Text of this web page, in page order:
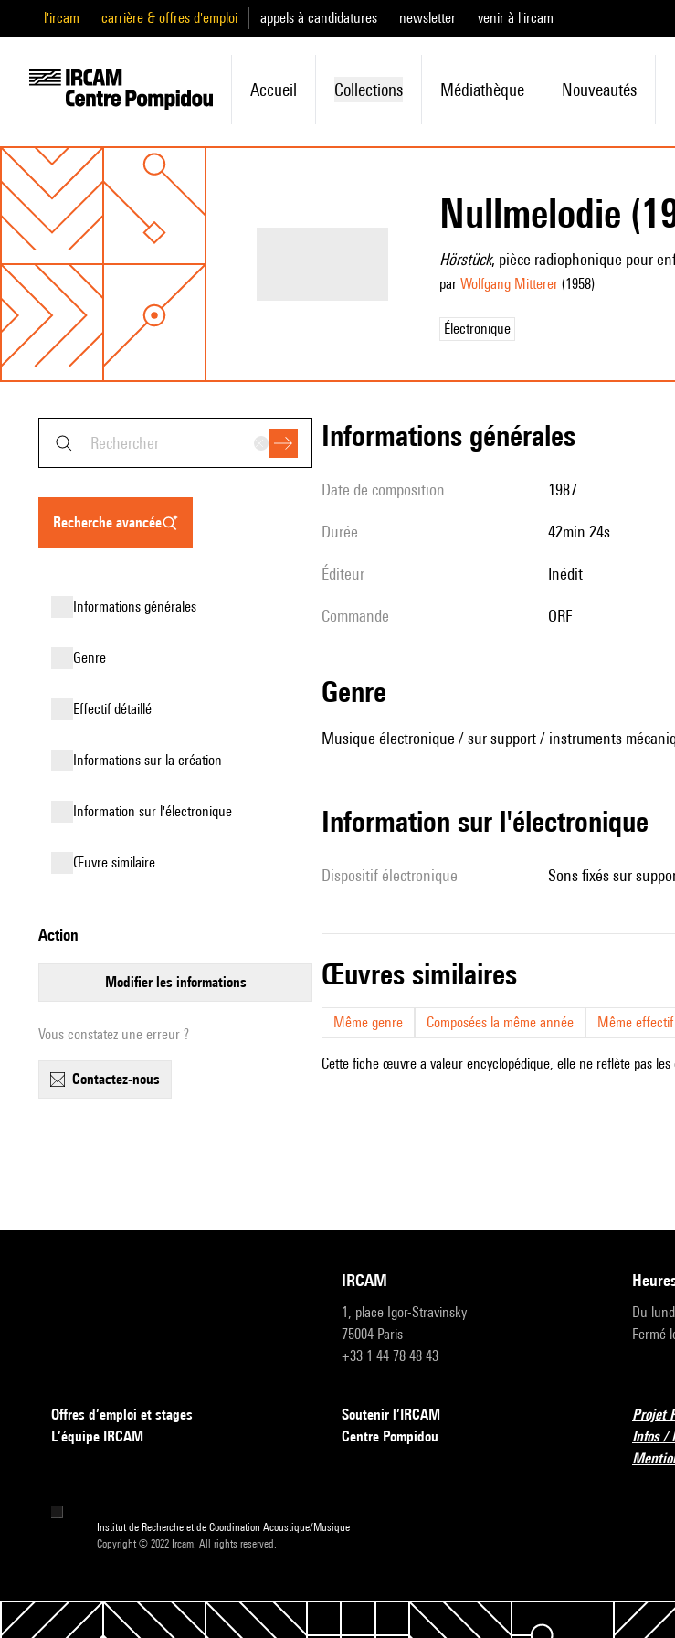
l'ircam carrière & offres d'emploi appels à candidatures newsletter venir à l'ircam
Accueil Collections Médiathèque Nouveautés
Nullmelodie
Hörstück, pièce radiophonique pour
par Wolfgang Mitterer(1958)
Électronique
recherche avancée
informations générales
genre
effectif détaillé
informations sur la création
Information sur l'électronique
œuvre similaire
action
modifier les informations
Vous constatez une erreur ?
contactez-nous
informations générales
date de composition 1987
durée 42min 24s
éditeur Inédit
Commande ORF
genre
Musique électronique / sur support / instruments
Information sur l'électronique
Dispositif électronique sons fixés sur
œuvres similaires
Même genre Composées la même année Même
Cette fiche œuvre a valeur encyclopédique, elle ne reflète pas
IRCAM
1, place Igor-Stravinsky
75004 Paris
+33 1 44 78 48 43
Du
Fermé
Offres d’emploi et stages
L’équipe IRCAM
Soutenir l’IRCAM
Centre Pompidou
Projet
Infos /
Institut de Recherche et de Coordination Acoustique/Musique
Copyright © 2022 Ircam. All rights reserved.